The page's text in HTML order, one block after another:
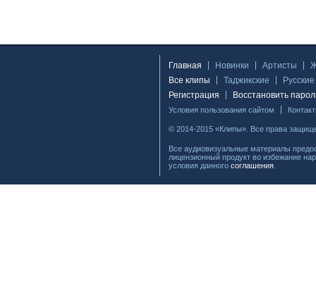
Главная Новинки Артисты
Все клипы
Таджикские
Русские
Регистрация
Восстановить
Условия пользования сайтом
© 2014-2015 «Клипы». Все права
Все аудиовизуальные материалы
лицензионный продукт во избежание
условия данного соглашения